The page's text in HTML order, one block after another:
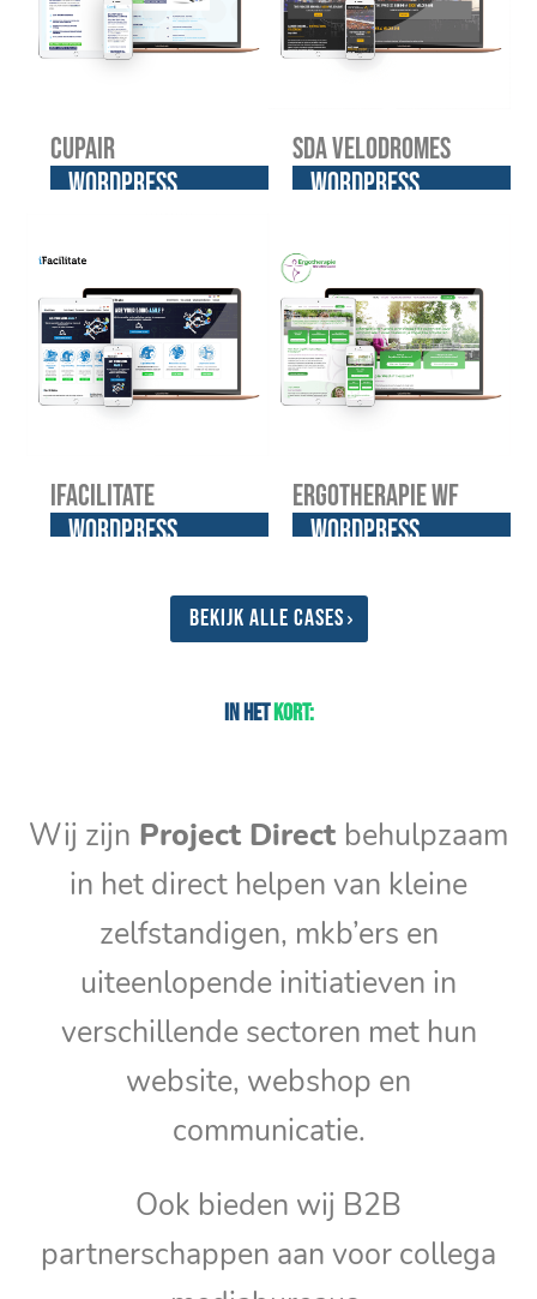
Cupair
WordPress
SDA Velodromes
WordPress
iFacilitate
WordPress
Ergotherapie WF
WordPress
Bekijk alle cases
In hetkort:
Wij zijn Project Direct behulpzaam
in het direct helpen van kleine
zelfstandigen, mkb’ers en
uiteenlopende initiatieven in
verschillende sectoren met hun
website, webshop en
communicatie.
Ook bieden wij B2B
partnerschappen aan voor collega